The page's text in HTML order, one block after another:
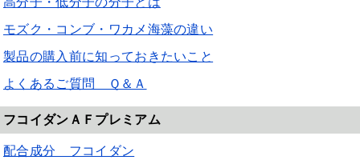
モズク・コンブ・ワカメ海藻の違い
製品の購入前に知っておきたいこと
よくあるご質問 Ｑ＆Ａ
フコイダンＡＦプレミアム
配合成分 フコイダン